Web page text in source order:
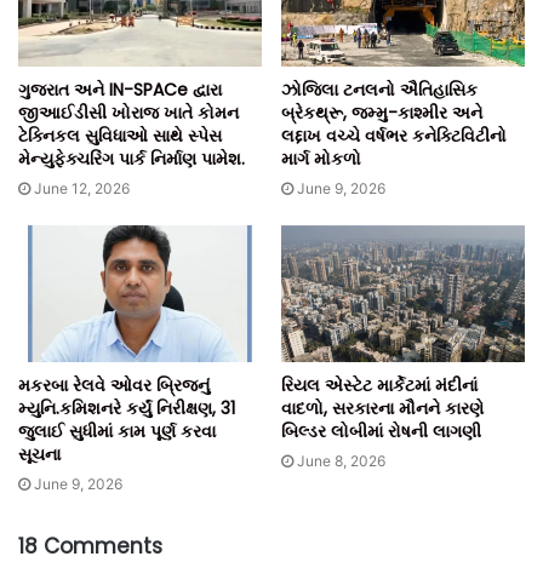
ગુજરાત અને IN-SPACe દ્વારા
જીઆઈડીસી ખોરાજ ખાતે કોમન
ટેક્નિકલ સુવિધાઓ સાથે સ્પેસ
મેન્યુફેક્ચરિંગ પાર્ક નિર્માણ પામેશ.
June 12, 2026
ઝોજિલા ટનલનો ઐતિહાસિક
બ્રેકથ્રૂ, જમ્મુ-કાશ્મીર અને
લદ્દાખ વચ્ચે વર્ષભર કનેક્ટિવિટીનો
માર્ગ મોકળો
June 9, 2026
મકરબા રેલવે ઓવર બ્રિજનું
મ્યુનિ.કમિશનરે કર્યું નિરીક્ષણ, 31
જુલાઈ સુધીમાં કામ પૂર્ણ કરવા
સૂચના
June 9, 2026
રિયલ એસ્ટેટ માર્કેટમાં મંદીનાં
વાદળો, સરકારના મૌનને કારણે
બિલ્ડર લોબીમાં રોષની લાગણી
June 8, 2026
18 Comments